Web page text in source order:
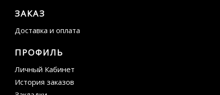
ЗАКАЗ
Доставка и оплата
ПРОФИЛЬ
Личный Кабинет
История заказов